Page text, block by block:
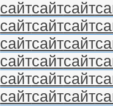
сайтсайтсайт
сайтсайтсайт
сайтсайтсайт
сайтсайтсайт
сайтсайтсайт
сайтсайтсайт